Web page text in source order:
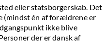
eller statsborgerskab. Det
(mindst én af forældrene er
ikke blive
der er dansk af